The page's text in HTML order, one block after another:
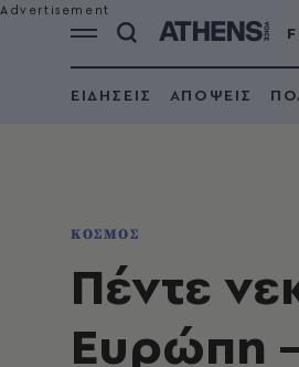
ΕΙΔΗΣΕΙΣ ΑΠΟΨΕΙΣ
ΚΟΣΜΟΣ
Πέντε
Ευρώπη